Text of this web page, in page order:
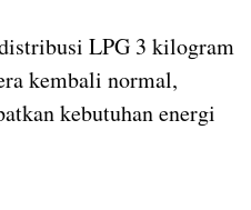
LPG 3 kilogram
kembali normal,
kebutuhan energi